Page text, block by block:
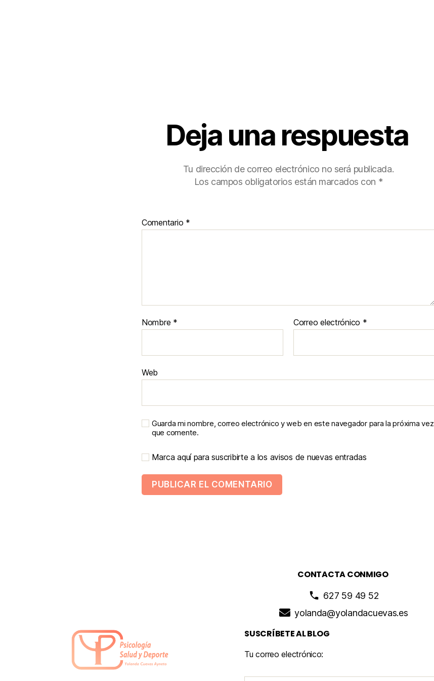
Deja una respuesta
Tu dirección de correo electrónico no será publicada.
Los campos obligatorios están marcados con *
Comentario *
Nombre * Correo electrónico *
Web
Guarda mi nombre, correo electrónico y web en este navegador para la próxima vez
que comente.
Marca aquí para suscribirte a los avisos de nuevas entradas
CONTACTA CONMIGO
627 59 49 52
yolanda@yolandacuevas.es
SUSCRÍBETE AL BLOG
Tu correo electrónico: